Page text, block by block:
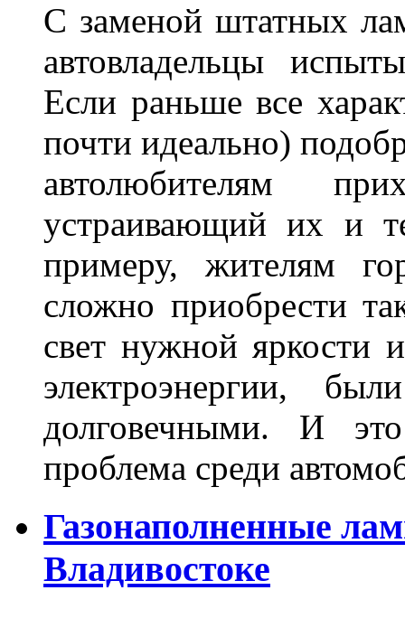
С заменой штатных
автовладельцы
Если раньше все
почти идеально)
автолюбителям
устраивающий их и
примеру, жителям
сложно приобрести
свет нужной яркости
электроэнергии,
долговечными. И
проблема среди
Газонаполненные
Владивостоке